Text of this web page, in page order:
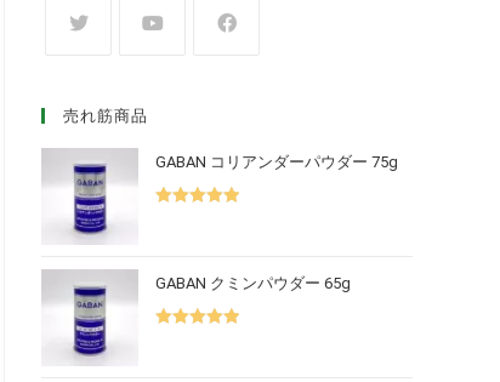
売れ筋商品
GABAN コリアンダーパウダー 75g
GABAN クミンパウダー 65g